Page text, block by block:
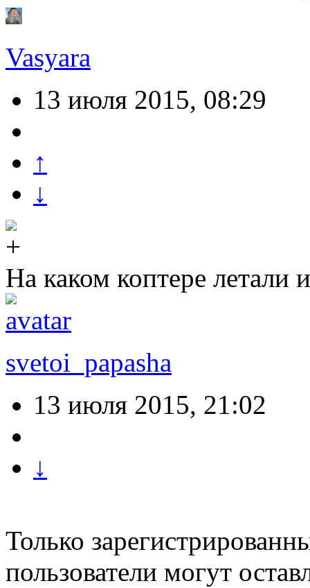
Vasyara
13 июля 2015, 08:29
↑
↓
На каком коптере летали
svetoi_papasha
13 июля 2015, 21:02
↓
Только
пользователи могут